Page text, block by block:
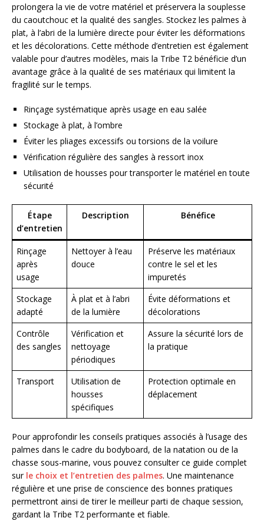
prolongera la vie de votre matériel et préservera la souplesse
du caoutchouc et la qualité des sangles. Stockez les palmes à
plat, à l’abri de la lumière directe pour éviter les déformations
et les décolorations. Cette méthode d’entretien est également
valable pour d’autres modèles, mais la Tribe T2 bénéficie d’un
avantage grâce à la qualité de ses matériaux qui limitent la
fragilité sur le temps.
Rinçage systématique après usage en eau salée
Stockage à plat, à l’ombre
Éviter les pliages excessifs ou torsions de la voilure
Vérification régulière des sangles à ressort inox
Utilisation de housses pour transporter le matériel en toute
sécurité
Étape
d’entretien
Description Bénéfice
Rinçage
après
usage
Nettoyer à l’eau
douce
Préserve les matériaux
contre le sel et les
impuretés
Stockage
adapté
À plat et à l’abri
de la lumière
Évite déformations et
décolorations
Contrôle
des sangles
Vérification et
nettoyage
périodiques
Assure la sécurité lors de
la pratique
Transport
Utilisation de
housses
spécifiques
Protection optimale en
déplacement
Pour approfondir les conseils pratiques associés à l’usage des
palmes dans le cadre du bodyboard, de la natation ou de la
chasse sous-marine, vous pouvez consulter ce guide complet
sur le choix et l’entretien des palmes. Une maintenance
régulière et une prise de conscience des bonnes pratiques
permettront ainsi de tirer le meilleur parti de chaque session,
gardant la Tribe T2 performante et fiable.